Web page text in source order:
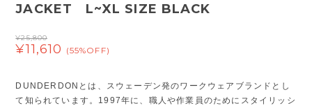
JACKET L~XL SIZE BLACK
¥25,800
¥11,610 (55%OFF)
DUNDERDONとは、スウェーデン発のワークウェアブランドとし
て知られています。1997年に、職人や作業員のためにスタイリッシ